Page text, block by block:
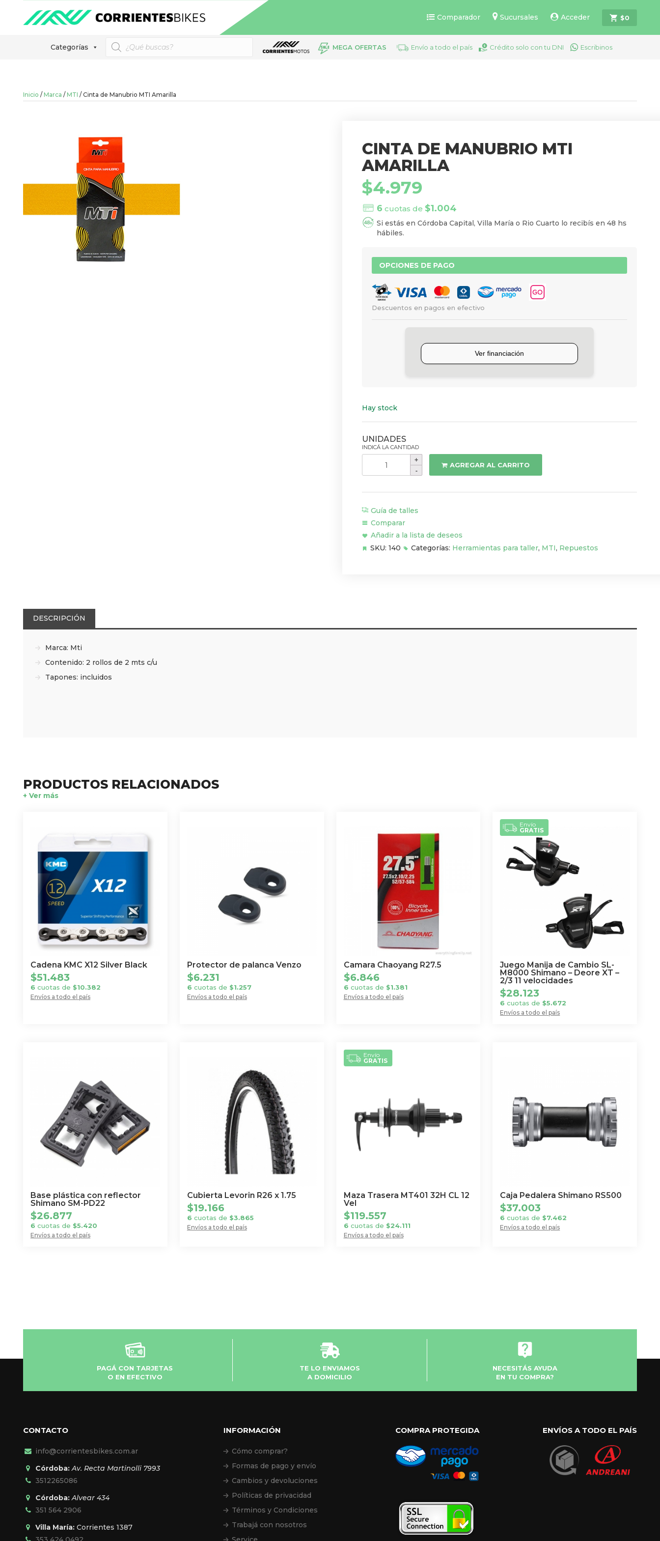
Comparador Sucursales Acceder $0
Categorías
Búsqueda
de
productos
MEGA OFERTAS Envío a todo el país Crédito solo con tu DNI Escribinos
Inicio / Marca / MTI / Cinta de Manubrio MTI Amarilla
CINTA DE MANUBRIO MTI
AMARILLA
$4.979
6 cuotas de $1.004
Hay stock
Amarilla
cantidad
AGREGAR AL CARRITO
Guía de talles
Comparar
Añadir a la lista de deseos
SKU: 140 Categorías: Herramientas para taller, MTI, Repuestos
OPCIONES DE PAGO
Descuentos en pagos en efectivo
Si estás en Córdoba Capital, Villa María o Rio Cuarto lo recibís en 48 hs
hábiles.
DESCRIPCIÓN
Marca: Mti
Contenido: 2 rollos de 2 mts c/u
Tapones: incluidos
PRODUCTOS RELACIONADOS
+ Ver más
Cadena KMC X12 Silver Black
Envíos a todo el país
$51.483
6 cuotas de $10.382
Protector de palanca Venzo
Envíos a todo el país
$6.231
6 cuotas de $1.257
Camara Chaoyang R27.5
Envíos a todo el país
$6.846
6 cuotas de $1.381
Juego Manija de Cambio SL-
M8000 Shimano – Deore XT –
2/3 11 velocidades
Envío
GRATIS
Envíos a todo el país
$28.123
6 cuotas de $5.672
Base plástica con reflector
Shimano SM-PD22
Envíos a todo el país
$26.877
6 cuotas de $5.420
Cubierta Levorin R26 x 1.75
Envíos a todo el país
$19.166
6 cuotas de $3.865
Maza Trasera MT401 32H CL 12
Vel
Envío
GRATIS
Envíos a todo el país
$119.557
6 cuotas de $24.111
Caja Pedalera Shimano RS500
Envíos a todo el país
$37.003
6 cuotas de $7.462
PAGÁ CON TARJETAS
O EN EFECTIVO
TE LO ENVIAMOS
A DOMICILIO
NECESITÁS AYUDA
EN TU COMPRA?
CONTACTO
info@corrientesbikes.com.ar
Córdoba: Av. Recta Martinolli 7993
3512265086
Córdoba: Alvear 434
351 564 2906
Villa María: Corrientes 1387
INFORMACIÓN
Cómo comprar?
Formas de pago y envío
Cambios y devoluciones
Políticas de privacidad
Términos y Condiciones
Trabajá con nosotros
COMPRA PROTEGIDA ENVÍOS A TODO EL PAÍS